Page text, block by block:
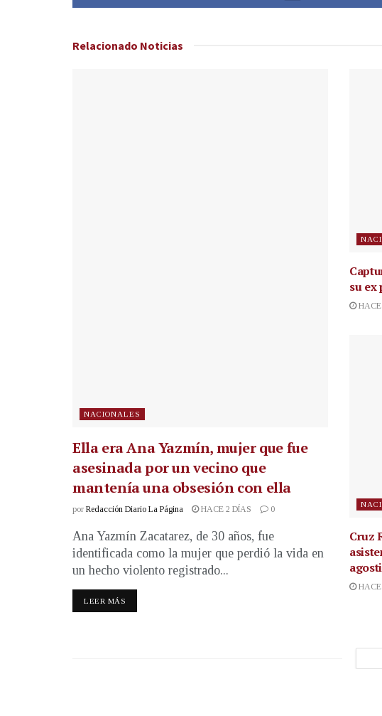
Relacionado Noticias
NACIONALES
Ella era Ana Yazmín, mujer que fue
asesinada por un vecino que
mantenía una obsesión con ella
por Redacción Diario La Página HACE 2 DÍAS 0
Ana Yazmín Zacatarez, de 30 años, fue
identificada como la mujer que perdió la vida en
un hecho violento registrado...
LEER MÁS
su ex
HACE
Cruz
HACE